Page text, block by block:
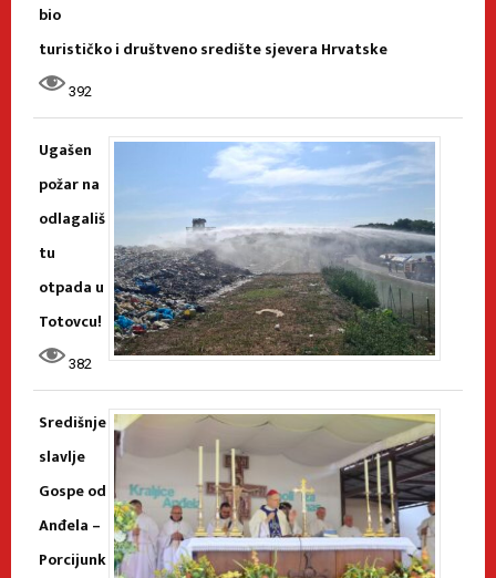
bio
turističko i društveno središte sjevera Hrvatske
392
Ugašen
požar na
odlagališ
tu
otpada u
Totovcu!
382
Središnje
slavlje
Gospe od
Anđela –
Porcijunk